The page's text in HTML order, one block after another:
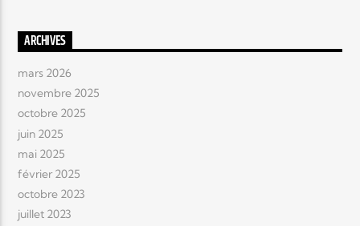
ARCHIVES
mars 2026
novembre 2025
octobre 2025
juin 2025
mai 2025
février 2025
octobre 2023
juillet 2023